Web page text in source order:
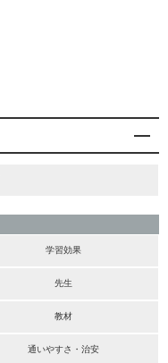
学習効果
先生
教材
通いやすさ・治安